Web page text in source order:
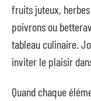
fruits juteux,
poivrons ou
tableau culinaire.
inviter le plaisir
Quand chaque